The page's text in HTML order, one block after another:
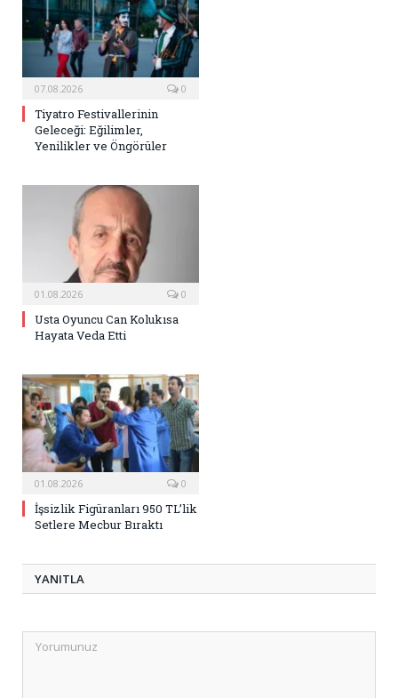
07.08.2026 0
Tiyatro Festivallerinin
Geleceği: Eğilimler,
Yenilikler ve Öngörüler
01.08.2026 0
Usta Oyuncu Can Kolukısa
Hayata Veda Etti
01.08.2026 0
İşsizlik Figüranları 950 TL’lik
Setlere Mecbur Bıraktı
YANITLA